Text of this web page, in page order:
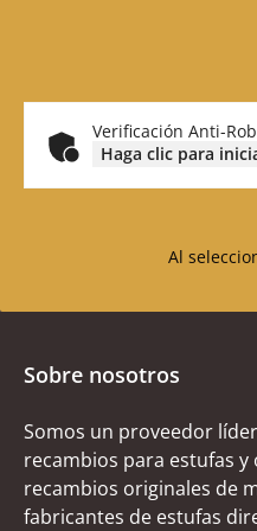
Verificación Anti-
Haga clic para
Al
Sobre nosotros
Somos un proveedor
recambios para estufas y
recambios originales de
fabricantes de estufas